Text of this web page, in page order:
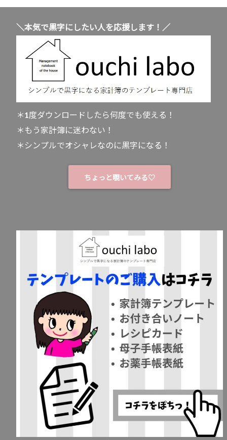
＼本気で黒字にしたい人を応援します！／
＊1度ダウンロードしたら何度でも使える！
＊もう家計簿に迷わない！
＊シンプルでオシャレなのに黒字になる！
ちょっと覗いてみる♡